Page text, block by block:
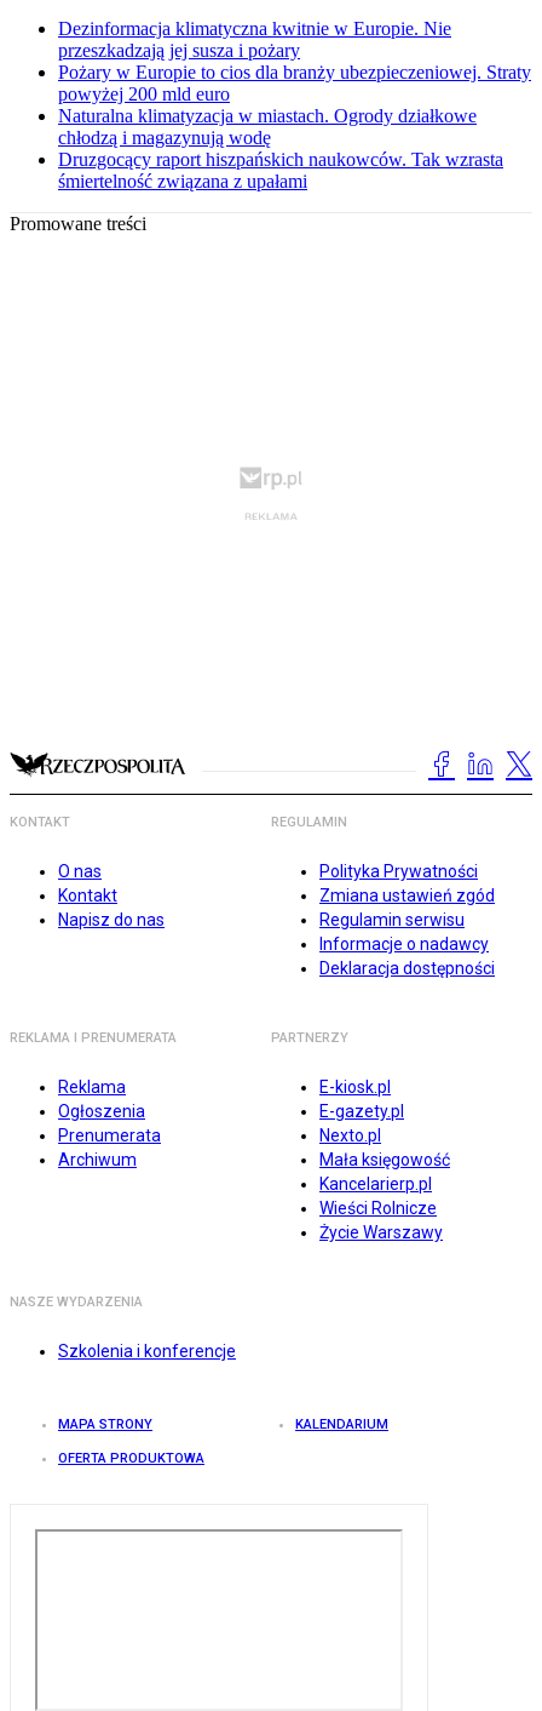
Dezinformacja klimatyczna kwitnie w Europie. Nie
przeszkadzają jej susza i pożary
Pożary w Europie to cios dla branży ubezpieczeniowej. Straty
powyżej 200 mld euro
Naturalna klimatyzacja w miastach. Ogrody działkowe
chłodzą i magazynują wodę
Druzgocący raport hiszpańskich naukowców. Tak wzrasta
śmiertelność związana z upałami
Promowane treści
KONTAKT
O nas
Kontakt
Napisz do nas
REGULAMIN
Polityka Prywatności
Zmiana ustawień zgód
Regulamin serwisu
Informacje o nadawcy
Deklaracja dostępności
REKLAMA I PRENUMERATA
Reklama
Ogłoszenia
Prenumerata
Archiwum
PARTNERZY
E-kiosk.pl
E-gazety.pl
Nexto.pl
Mała księgowość
Kancelarierp.pl
Wieści Rolnicze
Życie Warszawy
NASZE WYDARZENIA
Szkolenia i konferencje
MAPA STRONY KALENDARIUM
OFERTA PRODUKTOWA